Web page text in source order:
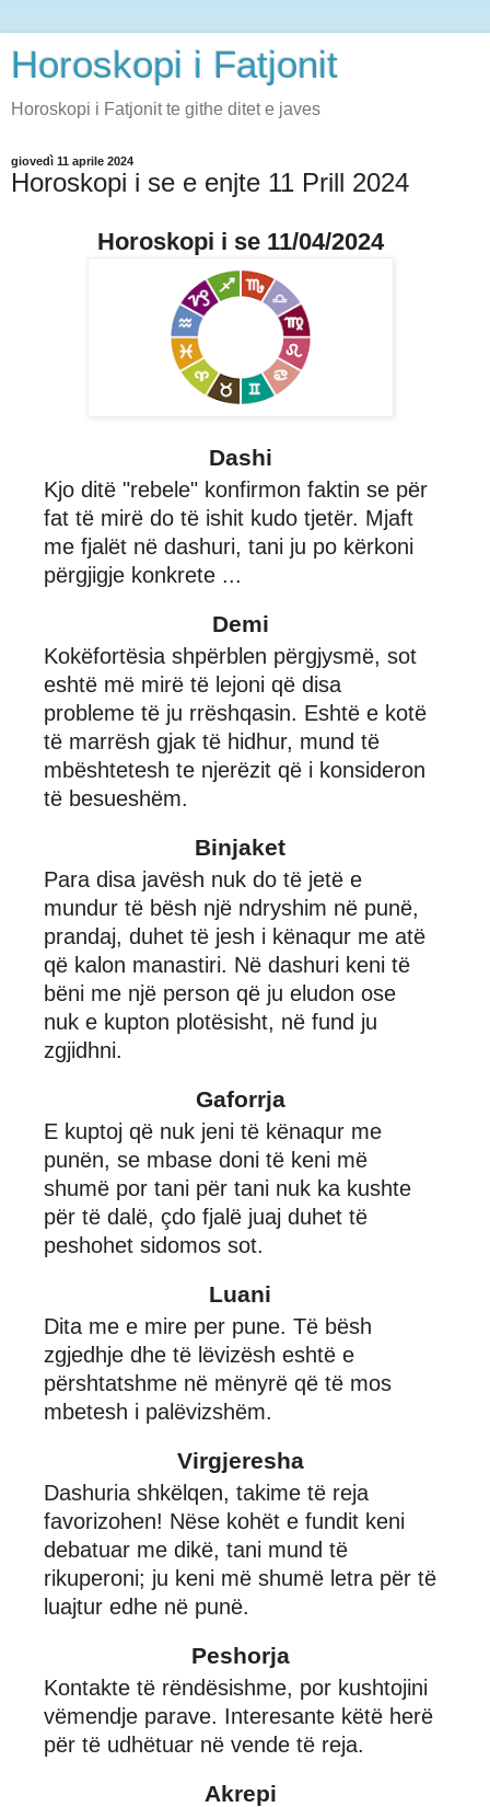
Horoskopi i Fatjonit
Horoskopi i Fatjonit te githe ditet e javes
giovedì 11 aprile 2024
Horoskopi i se e enjte 11 Prill 2024
Horoskopi i se 11/04/2024
Dashi
Kjo ditë "rebele" konfirmon faktin se për
fat të mirë do të ishit kudo tjetër. Mjaft
me fjalët në dashuri, tani ju po kërkoni
përgjigje konkrete ...
Demi
Kokëfortësia shpërblen përgjysmë, sot
eshtë më mirë të lejoni që disa
probleme të ju rrëshqasin. Eshtë e kotë
të marrësh gjak të hidhur, mund të
mbështetesh te njerëzit që i konsideron
të besueshëm.
Binjaket
Para disa javësh nuk do të jetë e
mundur të bësh një ndryshim në punë,
prandaj, duhet të jesh i kënaqur me atë
që kalon manastiri. Në dashuri keni të
bëni me një person që ju eludon ose
nuk e kupton plotësisht, në fund ju
zgjidhni.
Gaforrja
E kuptoj që nuk jeni të kënaqur me
punën, se mbase doni të keni më
shumë por tani për tani nuk ka kushte
për të dalë, çdo fjalë juaj duhet të
peshohet sidomos sot.
Luani
Dita me e mire per pune. Të bësh
zgjedhje dhe të lëvizësh eshtë e
përshtatshme në mënyrë që të mos
mbetesh i palëvizshëm.
Virgjeresha
Dashuria shkëlqen, takime të reja
favorizohen! Nëse kohët e fundit keni
debatuar me dikë, tani mund të
rikuperoni; ju keni më shumë letra për të
luajtur edhe në punë.
Peshorja
Kontakte të rëndësishme, por kushtojini
vëmendje parave. Interesante këtë herë
për të udhëtuar në vende të reja.
Akrepi